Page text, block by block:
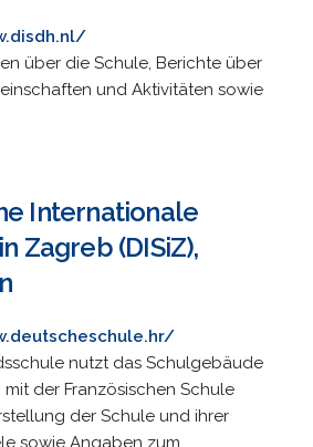
über die Schule, Berichte über
und Aktivitäten sowie
Internationale
Zagreb (DISiZ),
nutzt das Schulgebäude
mit der Französischen Schule
der Schule und ihrer
sowie Angaben zum